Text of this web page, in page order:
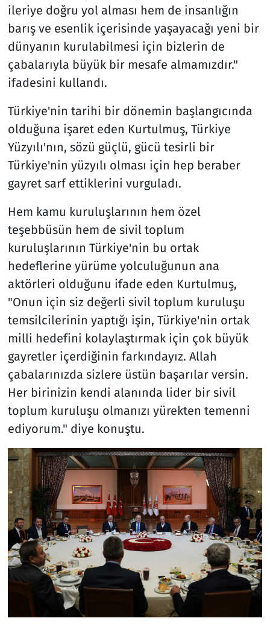
ileriye doğru yol alması hem de insanlığın
barış ve esenlik içerisinde yaşayacağı yeni bir
dünyanın kurulabilmesi için bizlerin de
çabalarıyla büyük bir mesafe almamızdır."
ifadesini kullandı.
Türkiye'nin tarihi bir dönemin başlangıcında
olduğuna işaret eden Kurtulmuş, Türkiye
Yüzyılı'nın, sözü güçlü, gücü tesirli bir
Türkiye'nin yüzyılı olması için hep beraber
gayret sarf ettiklerini vurguladı.
Hem kamu kuruluşlarının hem özel
teşebbüsün hem de sivil toplum
kuruluşlarının Türkiye'nin bu ortak
hedeflerine yürüme yolculuğunun ana
aktörleri olduğunu ifade eden Kurtulmuş,
"Onun için siz değerli sivil toplum kuruluşu
temsilcilerinin yaptığı işin, Türkiye'nin ortak
milli hedefini kolaylaştırmak için çok büyük
gayretler içerdiğinin farkındayız. Allah
çabalarınızda sizlere üstün başarılar versin.
Her birinizin kendi alanında lider bir sivil
toplum kuruluşu olmanızı yürekten temenni
ediyorum." diye konuştu.